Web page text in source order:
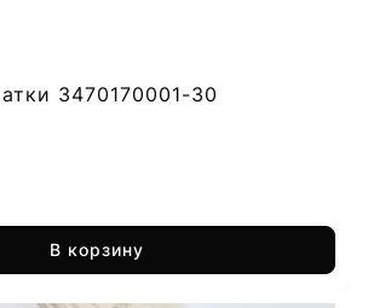
3470170001-30
В корзину